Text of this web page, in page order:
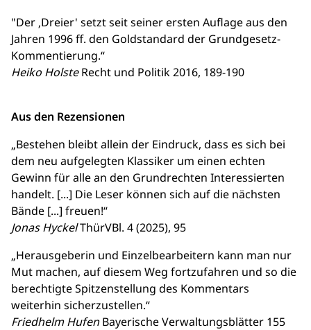
"Der ‚Dreier' setzt seit seiner ersten Auflage aus den
Jahren 1996 ff. den Goldstandard der Grundgesetz-
Kommentierung.“
Heiko HolsteRecht und Politik 2016, 189-190
Aus den Rezensionen
„Bestehen bleibt allein der Eindruck, dass es sich bei
dem neu aufgelegten Klassiker um einen echten
Gewinn für alle an den Grundrechten Interessierten
handelt. [...] Die Leser können sich auf die nächsten
Bände [...] freuen!“
Jonas HyckelThürVBl. 4 (2025), 95
„Herausgeberin und Einzelbearbeitern kann man nur
Mut machen, auf diesem Weg fortzufahren und so die
berechtigte Spitzenstellung des Kommentars
weiterhin sicherzustellen.“
Friedhelm HufenBayerische Verwaltungsblätter 155